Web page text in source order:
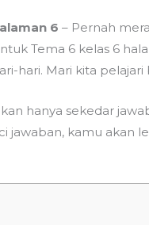
6 – Pernah
Tema 6 kelas 6
hari. Mari kita
hanya sekedar
jawaban, kamu akan